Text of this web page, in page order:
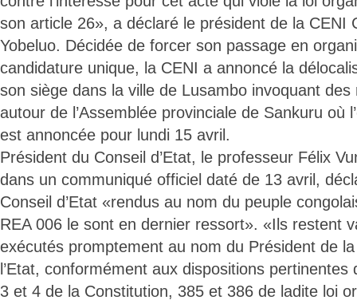
son article 26», a déclaré le président de la CENI
Yobeluo. Décidée de forcer son passage en
candidature unique, la CENI a annoncé la
son siège dans la ville de Lusambo invoquant des
autour de l’Assemblée provinciale de Sankuru où
est annoncée pour lundi 15 avril.
Président du Conseil d’Etat, le professeur Félix
dans un communiqué officiel daté de 13 avril,
Conseil d’Etat «rendus au nom du peuple
REA 006 le sont en dernier ressort». «Ils restent
exécutés promptement au nom du Président de
l’Etat, conformément aux dispositions
3 et 4 de la Constitution, 385 et 386 de ladite loi